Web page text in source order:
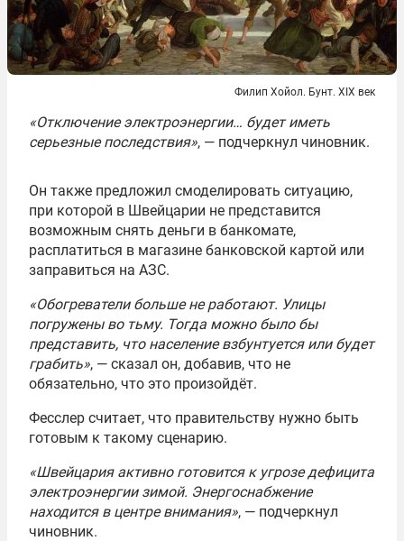
Филип Хойол. Бунт. XIX век
«Отключение электроэнергии… будет иметь
серьезные последствия», — подчеркнул чиновник.
Он также предложил смоделировать ситуацию,
при которой в Швейцарии не представится
возможным снять деньги в банкомате,
расплатиться в магазине банковской картой или
заправиться на АЗС.
«Обогреватели больше не работают. Улицы
погружены во тьму. Тогда можно было бы
представить, что население взбунтуется или будет
грабить», — сказал он, добавив, что не
обязательно, что это произойдёт.
Фесслер считает, что правительству нужно быть
готовым к такому сценарию.
«Швейцария активно готовится к угрозе дефицита
электроэнергии зимой. Энергоснабжение
находится в центре внимания», — подчеркнул
чиновник.